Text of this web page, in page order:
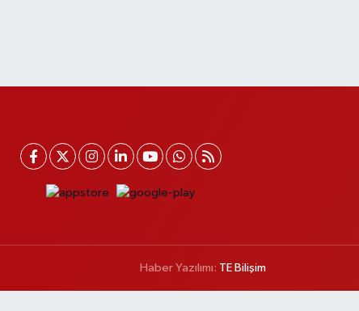
Haber Yazılımı: TE Bilişim